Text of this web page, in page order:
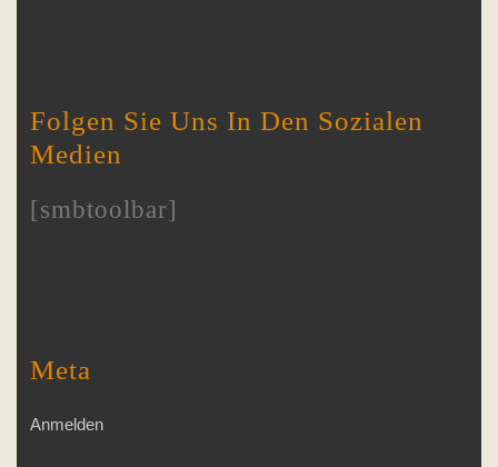
Folgen Sie Uns In Den Sozialen
Medien
[smbtoolbar]
Meta
Anmelden